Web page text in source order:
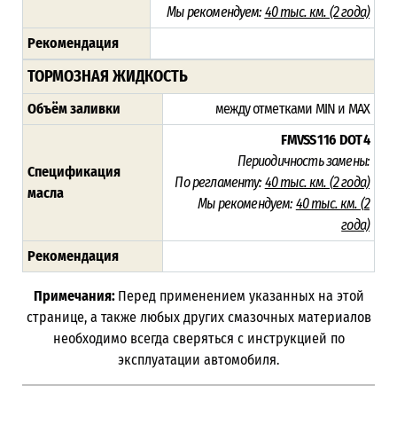
Мы рекомендуем: 40 тыс. км. (2 года)
Рекомендация
ТОРМОЗНАЯ ЖИДКОСТЬ
Объём заливки между отметками MIN и MAX
Спецификация
масла
FMVSS 116 DOT 4
Периодичность замены:
По регламенту: 40 тыс. км. (2 года)
Мы рекомендуем: 40 тыс. км. (2
года)
Рекомендация
Примечания: Перед применением указанных на этой
странице, а также любых других смазочных материалов
необходимо всегда сверяться с инструкцией по
эксплуатации автомобиля.